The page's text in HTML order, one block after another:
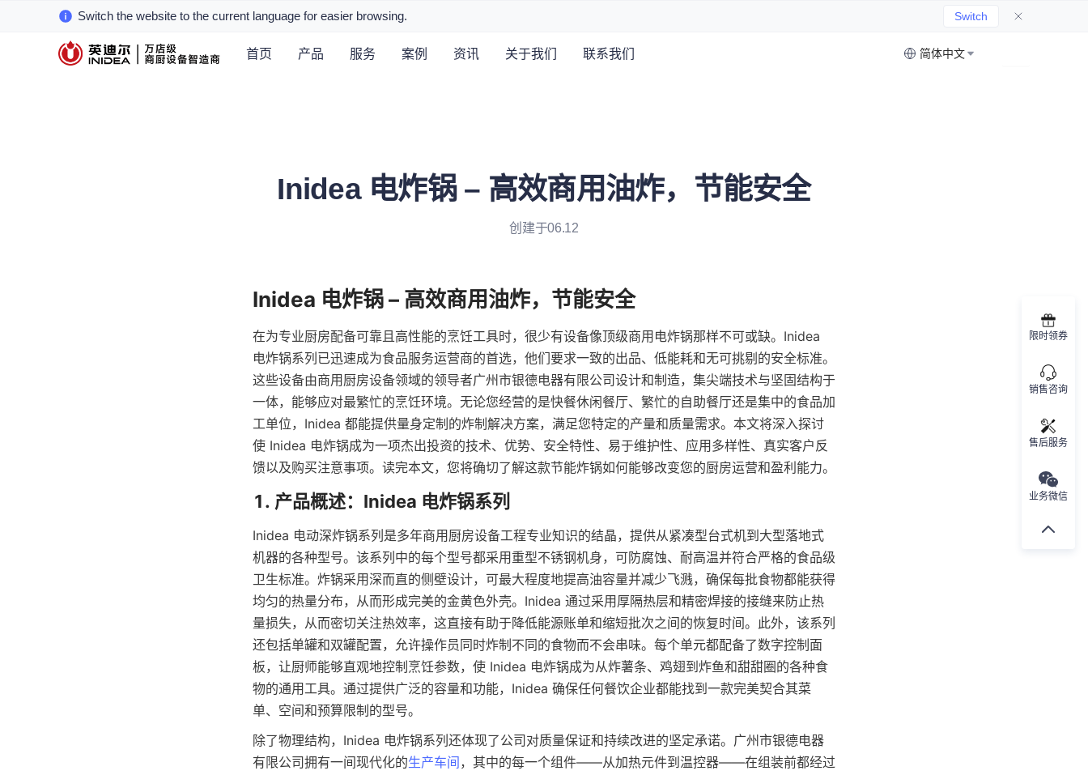
Switch the website to the current language for easier browsing. Switch
首页 产品 服务 案例 资讯 关于我们 联系我们 简体中文
Inidea 电炸锅 – 高效商用油炸，节能安全
创建于06.12
在为专业厨房配备可靠且高性能的烹饪工具时，很少有设备像顶级商用电炸锅那样不可或缺。Inidea
电炸锅系列已迅速成为食品服务运营商的首选，他们要求一致的出品、低能耗和无可挑剔的安全标准。
这些设备由商用厨房设备领域的领导者广州市银德电器有限公司设计和制造，集尖端技术与坚固结构于
一体，能够应对最繁忙的烹饪环境。无论您经营的是快餐休闲餐厅、繁忙的自助餐厅还是集中的食品加
工单位，Inidea 都能提供量身定制的炸制解决方案，满足您特定的产量和质量需求。本文将深入探讨
使 Inidea 电炸锅成为一项杰出投资的技术、优势、安全特性、易于维护性、应用多样性、真实客户反
馈以及购买注意事项。读完本文，您将确切了解这款节能炸锅如何能够改变您的厨房运营和盈利能力。
Inidea 电动深炸锅系列是多年商用厨房设备工程专业知识的结晶，提供从紧凑型台式机到大型落地式
机器的各种型号。该系列中的每个型号都采用重型不锈钢机身，可防腐蚀、耐高温并符合严格的食品级
卫生标准。炸锅采用深而直的侧壁设计，可最大程度地提高油容量并减少飞溅，确保每批食物都能获得
均匀的热量分布，从而形成完美的金黄色外壳。Inidea 通过采用厚隔热层和精密焊接的接缝来防止热
量损失，从而密切关注热效率，这直接有助于降低能源账单和缩短批次之间的恢复时间。此外，该系列
还包括单罐和双罐配置，允许操作员同时炸制不同的食物而不会串味。每个单元都配备了数字控制面
板，让厨师能够直观地控制烹饪参数，使 Inidea 电炸锅成为从炸薯条、鸡翅到炸鱼和甜甜圈的各种食
物的通用工具。通过提供广泛的容量和功能，Inidea 确保任何餐饮企业都能找到一款完美契合其菜
单、空间和预算限制的型号。
除了物理结构，Inidea 电炸锅系列还体现了公司对质量保证和持续改进的坚定承诺。广州市银德电器
有限公司拥有一间现代化的生产车间 ，其中的每一个组件——从加热元件到温控器——在组装前都经过
限时领券
销售咨询
售后服务
业务微信